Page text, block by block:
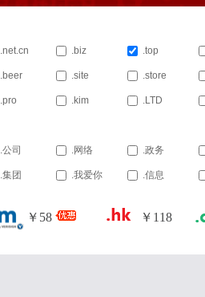
.net.cn .biz .top
.beer .site .store
.pro .kim .LTD
.公司 .网络 .政务
.集团 .我爱你 .信息
￥ 58 ￥ 118